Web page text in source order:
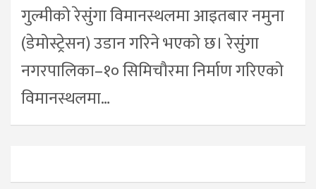
गुल्मीको रेसुंगा विमानस्थलमा आइतबार नमुना
(डेमोस्ट्रेसन) उडान गरिने भएको छ। रेसुंगा
नगरपालिका–१० सिमिचौरमा निर्माण गरिएको
विमानस्थलमा…